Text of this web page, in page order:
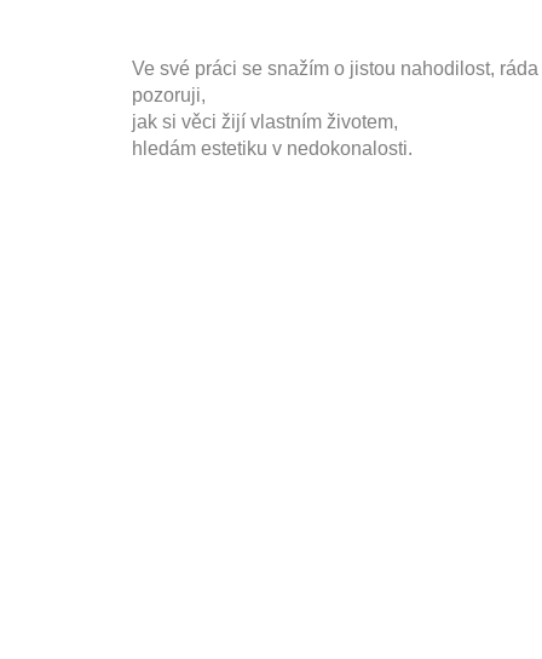
Ve své práci se snažím o jistou nahodilost, ráda
pozoruji,
jak si věci žijí vlastním životem,
hledám estetiku v nedokonalosti.